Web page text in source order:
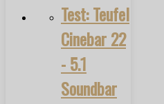
Test: Teufel
Cinebar 22
- 5.1
Soundbar